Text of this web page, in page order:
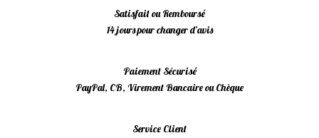
Satisfait ou Remboursé
14 jours pour changer d’avis
Paiement Sécurisé
PayPal, CB, Virement Bancaire ou Chèque
Service Client